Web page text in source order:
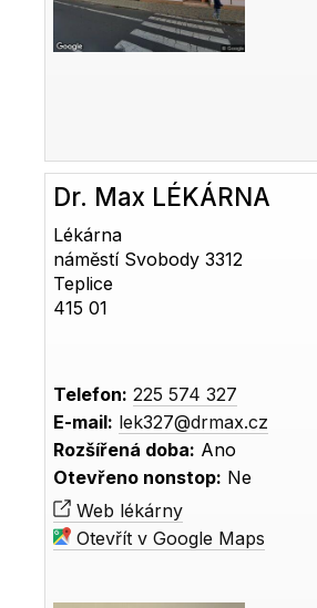
Dr. Max LÉKÁRNA
Lékárna
náměstí Svobody 3312
Teplice
415 01
Telefon: 225 574 327
E-mail: lek327@drmax.cz
Rozšířená doba: Ano
Otevřeno nonstop: Ne
Web lékárny
Otevřít v Google Maps